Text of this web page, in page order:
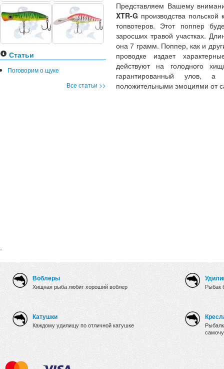
Статьи
Поговорим о щуке
Все статьи >>
.
Представляем Вашему
XTR-G производства
топвотеров. Этот поппер
заросших травой участках.
она 7 грамм. Поппер, как и
проводке издает
действуют на голодного
гарантированный улов,
положительными эмоциями от
Воблеры
Хищная рыба любит хороший воблер
Катушки
Каждому удилищу по отличной катушке
Рыбак